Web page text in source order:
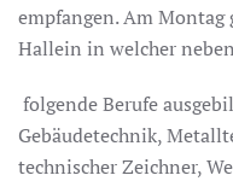
empfangen. Am Montag
Hallein in welcher
folgende Berufe
Gebäudetechnik,
technischer Zeichner,